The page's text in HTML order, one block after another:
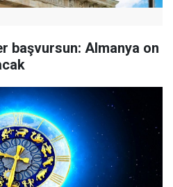
başvursun: Almanya on